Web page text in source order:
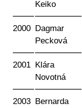
Keiko
2000
Dagmar
Pecková
2001
Klára
Novotná
2003
Bernarda